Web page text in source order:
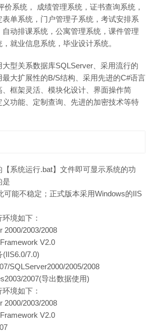
价系统， 成绩管理系统，证书查询系统，
单系统，门户管理子系统，考试安排系
动排课系统，公寓管理系统，课件管理
就业信息系统，毕业设计系统。
大型关系数据库SQLServer、采用流行的
大扩展性的B/S结构、采用先进的C#语言
框架灵活、模块化设计、界面操作简
功能、定制查询、先进的加密技术等特
系统运行.bat】文件即可显示系统的功
是
可能不稳定；正式版本采用Windows的IIS
境如下：
2000/2003/2008
V2.0
(IIS6.0/7.0)
SQLServer2000/2005/2008
2007(导出数据使用)
境如下：
2000/2003/2008
V2.0